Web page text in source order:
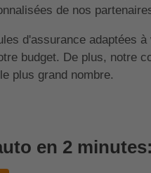
de nos
d'assurance adaptées
budget. De plus, notre
plus grand nombre.
en 2 minutes: